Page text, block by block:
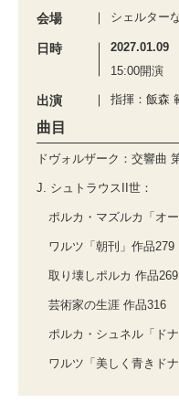
会場 シェルター
日時
2027.01.09
15:00開演
出演 指揮：飯森
曲目
ドヴォルザーク：交響曲
J. シュトラウスII世：
ポルカ・マズルカ「オ
ワルツ「朝刊」作品279
取り壊しポルカ 作品269
芸術家の生涯 作品316
ポルカ・シュネル「ド
ワルツ「美しく青きド